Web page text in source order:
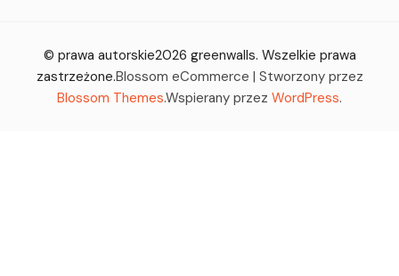
© prawa autorskie2026 greenwalls. Wszelkie prawa
zastrzeżone.Blossom eCommerce | Stworzony przez
Blossom Themes.Wspierany przez WordPress.